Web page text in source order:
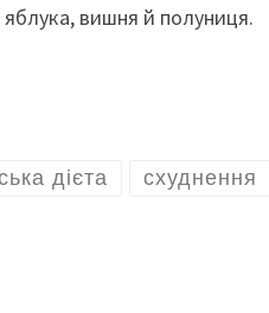
вишня й полуниця.
дієта схуднення